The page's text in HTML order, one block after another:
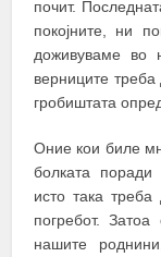
почит.
покојните, ни
доживуваме во
верниците
гробиштата
Оние кои биле
болката поради
исто така
погребот.
нашите